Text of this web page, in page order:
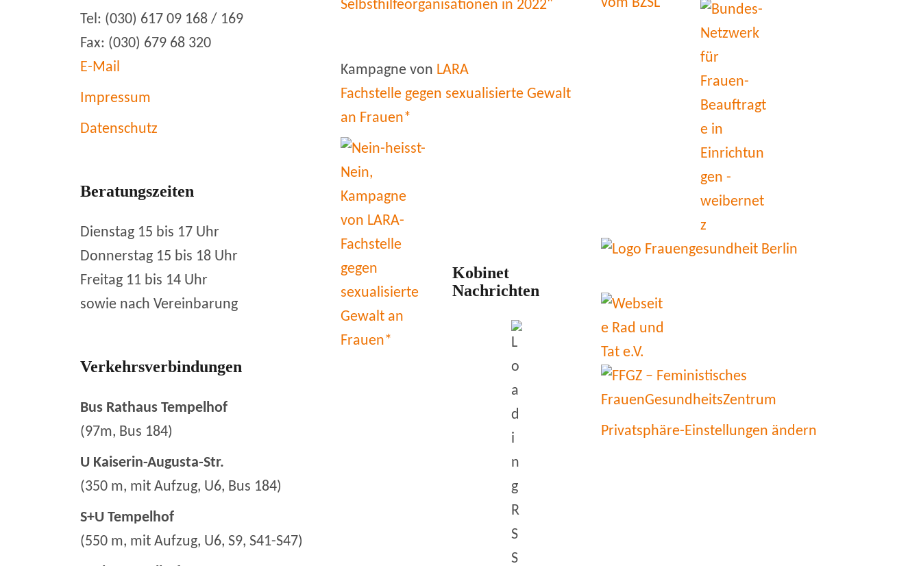
Tel: (030) 617 09 168 / 169
Fax: (030) 679 68 320
E-Mail
Impressum
Datenschutz
Beratungszeiten
Dienstag 15 bis 17 Uhr
Donnerstag 15 bis 18 Uhr
Freitag 11 bis 14 Uhr
sowie nach Vereinbarung
Verkehrsverbindungen
Bus Rathaus Tempelhof
(97m, Bus 184)
U Kaiserin-Augusta-Str.
(350 m, mit Aufzug, U6, Bus 184)
S+U Tempelhof
(550 m, mit Aufzug, U6, S9, S41-S47)
Kampagne von LARA
Fachstelle gegen sexualisierte Gewalt
an Frauen*
Kobinet
Nachrichten
Privatsphäre-Einstellungen ändern